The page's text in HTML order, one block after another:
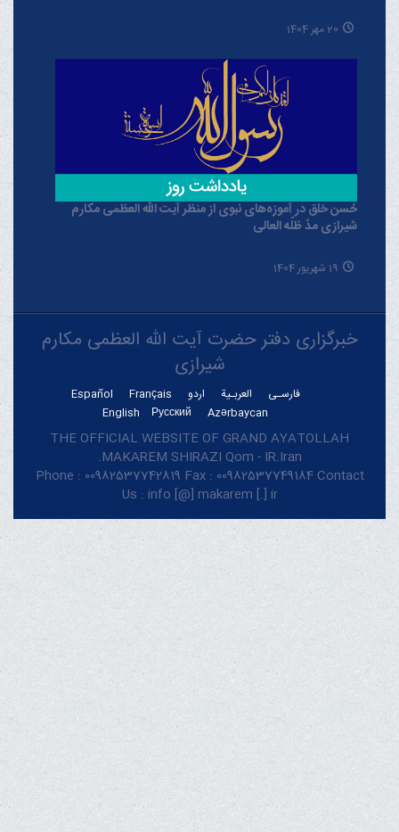
20 مهر 1404
حُسن خلق در آموزه‌های نبوی از منظر آیت الله العظمی مکارم
شیرازی مدّ ظلّه العالی
19 شهریور 1404
خبرگزاری دفتر حضرت آیت الله العظمی مکارم
شیرازی
فارسـی العربـیة اردو Français
Español
Azərbaycan
Русский
English
THE OFFICIAL WEBSITE OF GRAND AYATOLLAH
MAKAREM SHIRAZI Qom - IR.Iran.
Phone : 00982537742819 Fax : 00982537749184 Contact
Us : info [@] makarem [.] ir